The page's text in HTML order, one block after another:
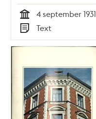
Tid
4 september 1931
Typ
Text